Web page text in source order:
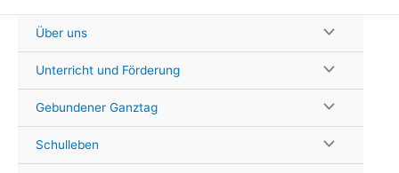
Über uns
Unterricht und Förderung
Gebundener Ganztag
Schulleben